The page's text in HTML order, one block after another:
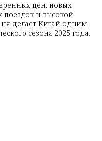
цен, новых
поездок и высокой
делает Китай одним
сезона 2025 года.